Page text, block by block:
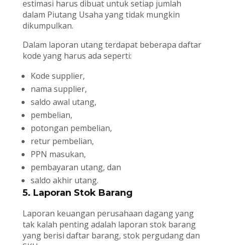
estimasi harus dibuat untuk setiap jumlah
dalam Piutang Usaha yang tidak mungkin
dikumpulkan.
Dalam laporan utang terdapat beberapa daftar
kode yang harus ada seperti:
Kode supplier,
nama supplier,
saldo awal utang,
pembelian,
potongan pembelian,
retur pembelian,
PPN masukan,
pembayaran utang, dan
saldo akhir utang.
5. Laporan Stok Barang
Laporan keuangan perusahaan dagang yang
tak kalah penting adalah laporan stok barang
yang berisi daftar barang, stok pergudang dan